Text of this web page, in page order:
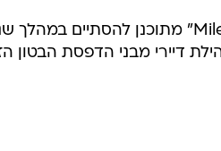
דיירי מבני הדפסת הבטון